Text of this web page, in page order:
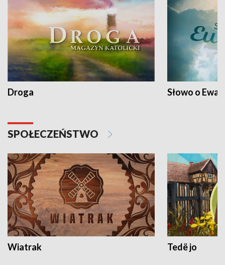
Droga Słowo o
SPOŁECZEŃSTWO
Wiatrak Tedë jo